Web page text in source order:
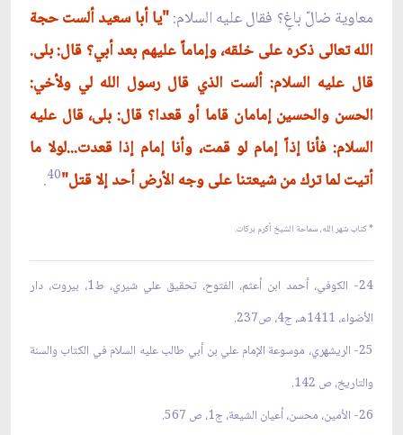
معاوية ضالّ باغٍ؟ فقال عليه السلام:"يا أبا سعيد ألست حجة
الله تعالى ذكره على خلقه، وإماماً عليهم بعد أبي؟ قال: بلى.
قال عليه السلام: ألست الذي قال رسول الله لي ولأخي:
الحسن والحسين إمامان قاما أو قعدا؟ قال: بلى، قال عليه
السلام: فأنا إذاً إمام لو قمت، وأنا إمام إذا قعدت...لولا ما
أتيت لما ترك من شيعتنا على وجه الأرض أحد إلا قتل"40
.
* كتابشهر الله، سماحة الشيخ أكرم بركات.
24- الكوفي، أحمد ابن أعثم، الفتوح، تحقيق علي شيري، ط1، بيروت، دار
الأضواء، 1411هـ، ج4، ص237.
25- الريشهري، موسوعة الإمام علي بن أبي طالب عليه السلام في الكتاب والسنة
والتاريخ، ص 142.
26- الأمين، محسن، أعيان الشيعة، ج1، ص 567.